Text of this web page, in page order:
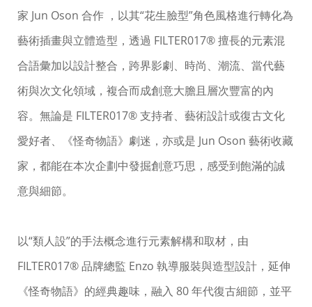
家 Jun Oson 合作 ，以其“花生臉型”角色風格進行轉化為
藝術插畫與立體造型，透過 FILTER017® 擅長的元素混
合語彙加以設計整合，跨界影劇、時尚、潮流、當代藝
術與次文化領域，複合而成創意大膽且層次豐富的內
容。無論是 FILTER017® 支持者、藝術設計或復古文化
愛好者、《怪奇物語》劇迷，亦或是 Jun Oson 藝術收藏
家，都能在本次企劃中發掘創意巧思，感受到飽滿的誠
意與細節。
以“類人設”的手法概念進行元素解構和取材，由
FILTER017® 品牌總監 Enzo 執導服裝與造型設計，延伸
《怪奇物語》的經典趣味，融入 80 年代復古細節，並平